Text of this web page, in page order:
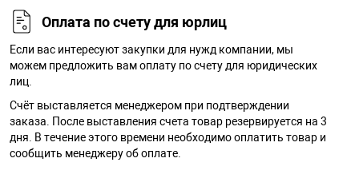
Оплата по счету для юрлиц
Если вас интересуют закупки для нужд компании, мы
можем предложить вам оплату по счету для юридических
лиц.
Счёт выставляется менеджером при подтверждении
заказа. После выставления счета товар резервируется на 3
дня. В течение этого времени необходимо оплатить товар и
сообщить менеджеру об оплате.